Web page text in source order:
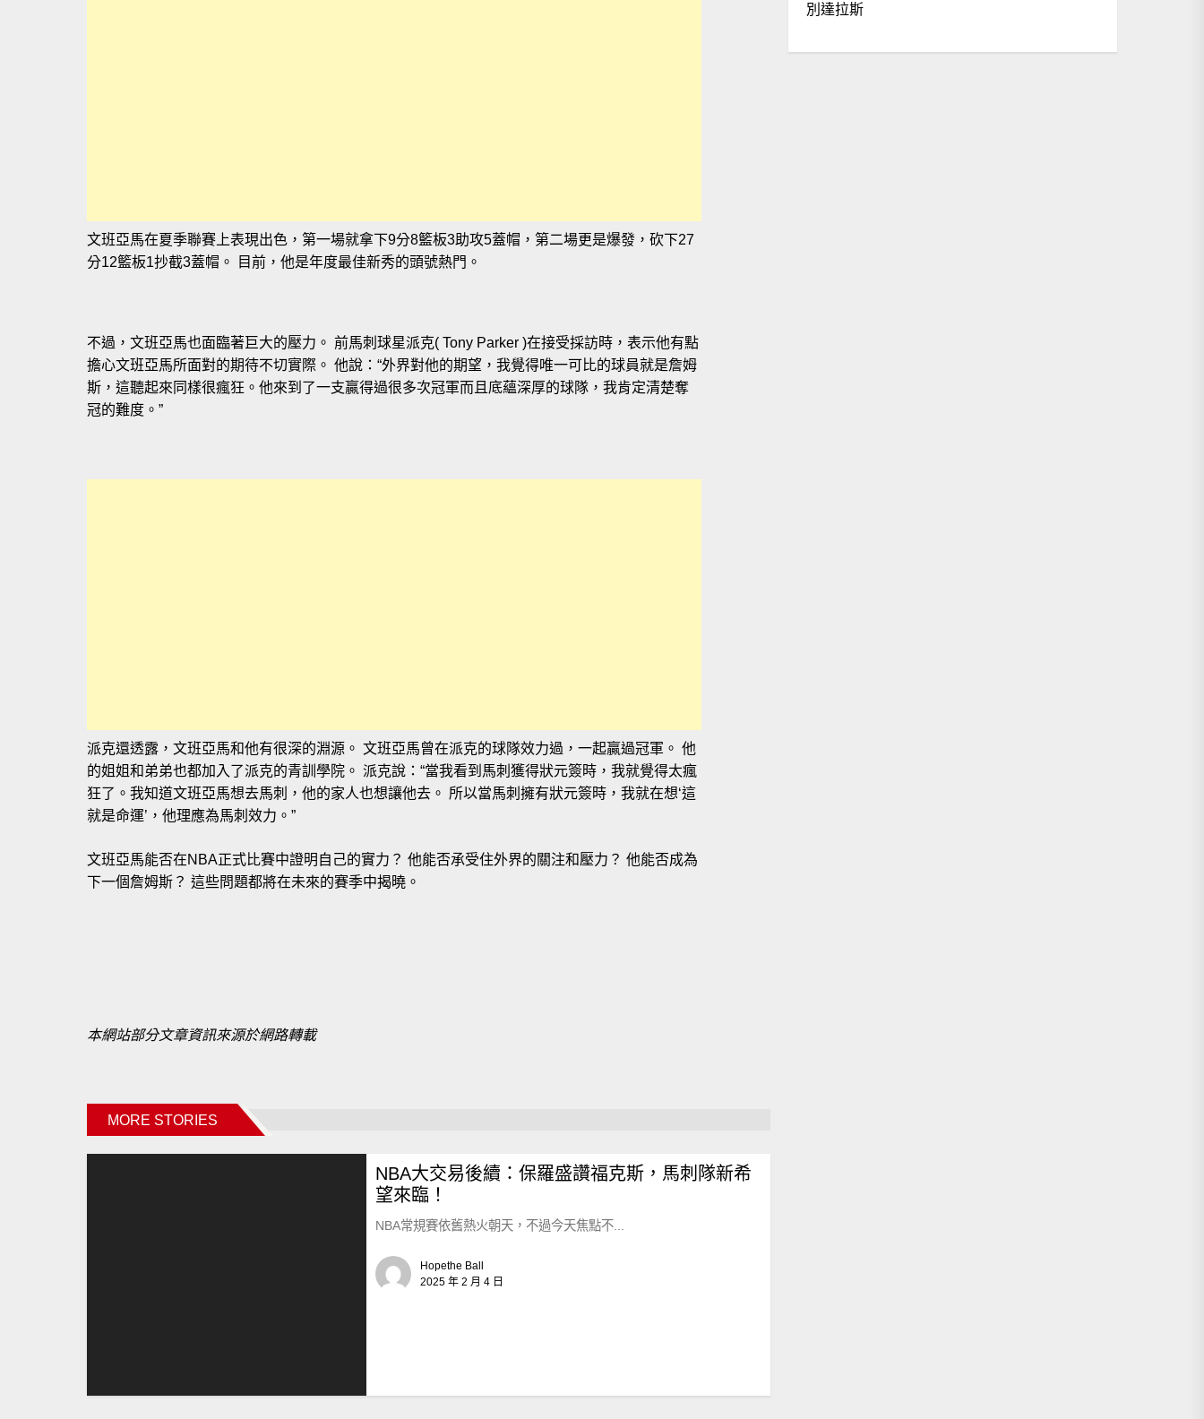
文班亞馬在夏季聯賽上表現出色，第一場就拿下9分8籃板3助攻5蓋帽，第二場更是爆發，砍下27
分12籃板1抄截3蓋帽。 目前，他是年度最佳新秀的頭號熱門。
不過，文班亞馬也面臨著巨大的壓力。 前馬刺球星派克( Tony Parker )在接受採訪時，表示他有點
擔心文班亞馬所面對的期待不切實際。 他說：“外界對他的期望，我覺得唯一可比的球員就是詹姆
斯，這聽起來同樣很瘋狂。他來到了一支贏得過很多次冠軍而且底蘊深厚的球隊，我肯定清楚奪
冠的難度。”
派克還透露，文班亞馬和他有很深的淵源。 文班亞馬曾在派克的球隊效力過，一起贏過冠軍。 他
的姐姐和弟弟也都加入了派克的青訓學院。 派克說：“當我看到馬刺獲得狀元簽時，我就覺得太瘋
狂了。我知道文班亞馬想去馬刺，他的家人也想讓他去。 所以當馬刺擁有狀元簽時，我就在想‘這
就是命運’，他理應為馬刺效力。”
文班亞馬能否在NBA正式比賽中證明自己的實力？ 他能否承受住外界的關注和壓力？ 他能否成為
下一個詹姆斯？ 這些問題都將在未來的賽季中揭曉。
本網站部分文章資訊來源於網路轉載
MORE STORIES
NBA大交易後續：保羅盛讚福克斯，馬刺隊新希
望來臨！
NBA常規賽依舊熱火朝天，不過今天焦點不...
Hopethe Ball
2025 年 2 月 4 日
別達拉斯